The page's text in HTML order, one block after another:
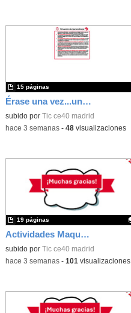
Érase una vez...un castillo medieval
subido por Tic ce40 madrid
15 páginas
-hace 3 semanas- 48visualizaciones
Actividades Maqueen
Contenido educativo.
subido por Tic ce40 madrid
19 páginas
-hace 3 semanas- 101 visualizaciones